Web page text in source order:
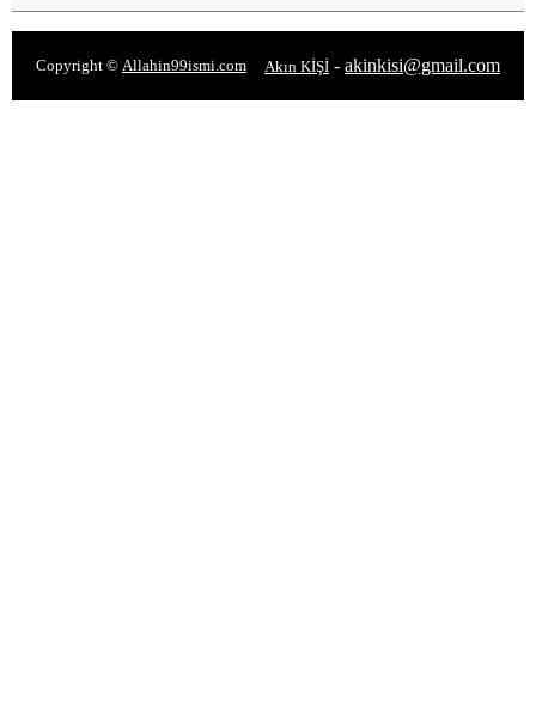
Copyright © Allahin99ismi.com Akın KİŞİ - akinkisi@gmail.com